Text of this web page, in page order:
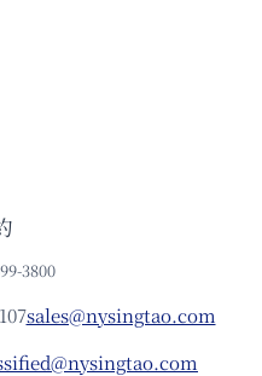
3800
sales@nysingtao.com